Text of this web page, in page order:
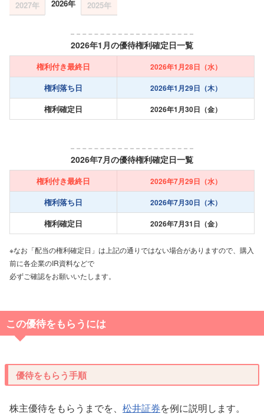
2027年 2026年 2025年
2026年1月の優待権利確定日一覧
権利付き最終日 2026年1月28日（水）
権利落ち日 2026年1月29日（木）
権利確定日 2026年1月30日（金）
2026年7月の優待権利確定日一覧
権利付き最終日 2026年7月29日（水）
権利落ち日 2026年7月30日（木）
権利確定日 2026年7月31日（金）
※なお「配当の権利確定日」は上記の通りではない場合がありますので、購入
前に各企業のIR資料などで
必ずご確認をお願いいたします。
この優待をもらうには
優待をもらう手順
株主優待をもらうまでを、 松井証券を例に説明します。